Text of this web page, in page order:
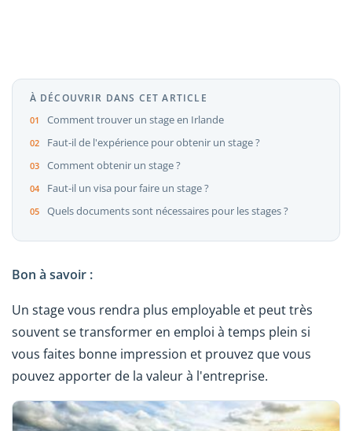
À DÉCOUVRIR DANS CET ARTICLE
Comment trouver un stage en Irlande
Faut-il de l'expérience pour obtenir un stage ?
Comment obtenir un stage ?
Faut-il un visa pour faire un stage ?
Quels documents sont nécessaires pour les stages ?
Bon à savoir :
Un stage vous rendra plus employable et peut très
souvent se transformer en emploi à temps plein si
vous faites bonne impression et prouvez que vous
pouvez apporter de la valeur à l'entreprise.